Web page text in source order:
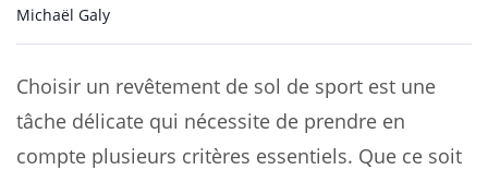
Michaël Galy
Choisir un revêtement de sol de sport est une
tâche délicate qui nécessite de prendre en
compte plusieurs critères essentiels. Que ce soit